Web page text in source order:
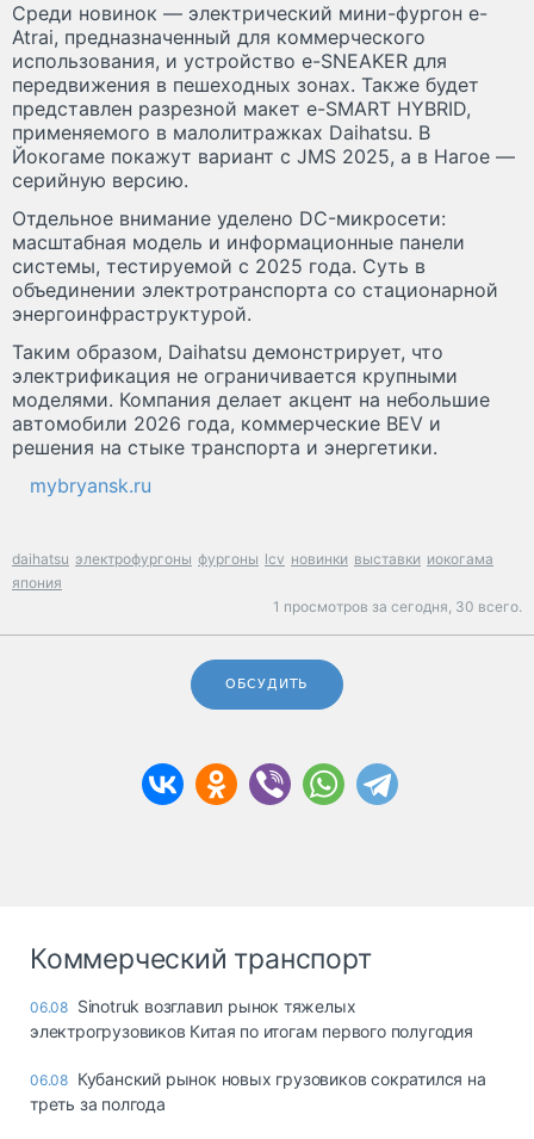
Среди новинок — электрический мини-фургон e-
Atrai, предназначенный для коммерческого
использования, и устройство e-SNEAKER для
передвижения в пешеходных зонах. Также будет
представлен разрезной макет e-SMART HYBRID,
применяемого в малолитражках Daihatsu. В
Йокогаме покажут вариант с JMS 2025, а в Нагое —
серийную версию.
Отдельное внимание уделено DC-микросети:
масштабная модель и информационные панели
системы, тестируемой с 2025 года. Суть в
объединении электротранспорта со стационарной
энергоинфраструктурой.
Таким образом, Daihatsu демонстрирует, что
электрификация не ограничивается крупными
моделями. Компания делает акцент на небольшие
автомобили 2026 года, коммерческие BEV и
решения на стыке транспорта и энергетики.
mybryansk.ru
daihatsu электрофургоны фургоны lcv новинки выставки иокогама
япония
1 просмотров за сегодня, 30 всего.
ОБСУДИТЬ
Коммерческий транспорт
06.08 Sinotruk возглавил рынок тяжелых
электрогрузовиков Китая по итогам первого полугодия
06.08 Кубанский рынок новых грузовиков сократился на
треть за полгода